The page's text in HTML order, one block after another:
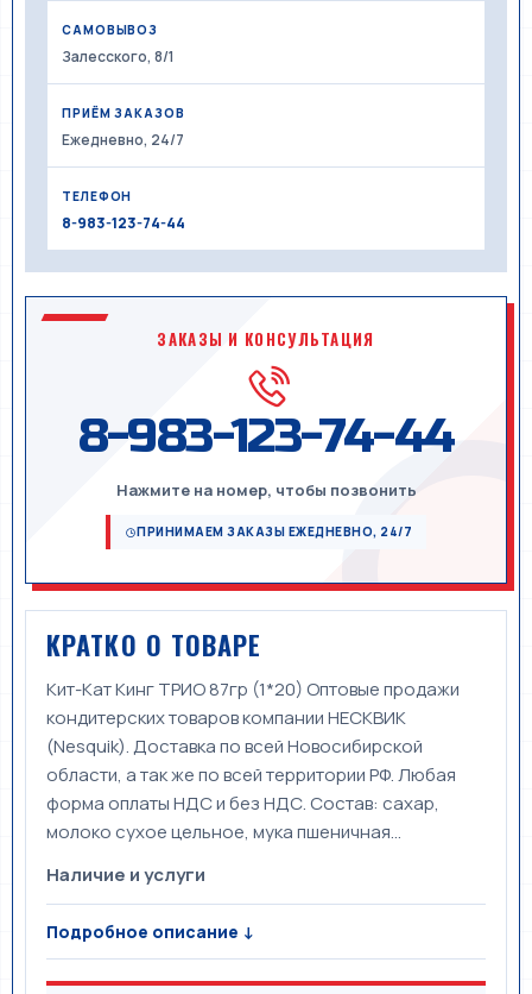
САМОВЫВОЗ
Залесского, 8/1
ПРИЁМ ЗАКАЗОВ
Ежедневно, 24/7
ТЕЛЕФОН
8-983-123-74-44
ЗАКАЗЫ И КОНСУЛЬТАЦИЯ
8-983-123-74-44
Нажмите на номер, чтобы позвонить
ПРИНИМАЕМ ЗАКАЗЫ ЕЖЕДНЕВНО, 24/7
КРАТКО О ТОВАРЕ
Кит-Кат Кинг ТРИО 87гр (1*20) Оптовые продажи
кондитерских товаров компании НЕСКВИК
(Nesquik). Доставка по всей Новосибирской
области, а так же по всей территории РФ. Любая
форма оплаты НДС и без НДС. Состав: сахар,
молоко сухое цельное, мука пшеничная...
Наличие и услуги
Подробное описание ↓